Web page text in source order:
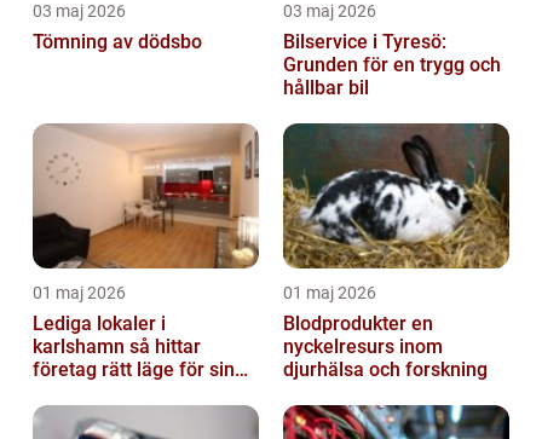
03 maj 2026
Tömning av dödsbo
03 maj 2026
Bilservice i Tyresö:
Grunden för en trygg och
hållbar bil
01 maj 2026
Lediga lokaler i
karlshamn så hittar
företag rätt läge för sin
01 maj 2026
Blodprodukter en
nyckelresurs inom
djurhälsa och forskning